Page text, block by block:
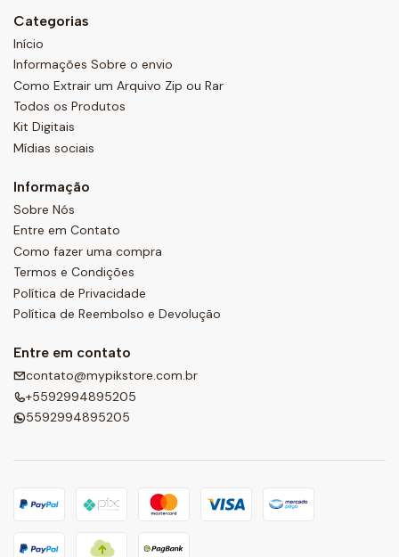
Categorias
Início
Informações Sobre o envio
Como Extrair um Arquivo Zip ou Rar
Todos os Produtos
Kit Digitais
Mídias sociais
Informação
Sobre Nós
Entre em Contato
Como fazer uma compra
Termos e Condições
Política de Privacidade
Política de Reembolso e Devolução
Entre em contato
contato@mypikstore.com.br
+5592994895205
5592994895205